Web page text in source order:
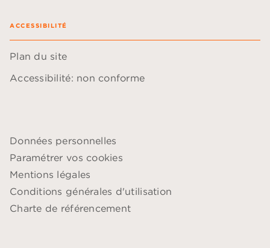
ACCESSIBILITÉ
Plan du site
Accessibilité: non conforme
Données personnelles
Paramétrer vos cookies
Mentions légales
Conditions générales d'utilisation
Charte de référencement